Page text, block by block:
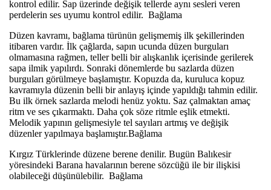
kontrol edilir. Sap üzerinde değişik tellerde aynı sesleri veren
perdelerin ses uyumu kontrol edilir. Bağlama
Düzen kavramı, bağlama türünün gelişmemiş ilk şekillerinden
itibaren vardır. İlk çağlarda, sapın ucunda düzen burguları
olmamasına rağmen, teller belli bir alışkanlık içerisinde gerilerek
sapa ilmik yapılırdı. Sonraki dönemlerde bu sazlarda düzen
burguları görülmeye başlamıştır. Kopuzda da, kuruluca kopuz
kavramıyla düzenin belli bir anlayış içinde yapıldığı tahmin edilir.
Bu ilk örnek sazlarda melodi henüz yoktu. Saz çalmaktan amaç
ritm ve ses çıkarmaktı. Daha çok söze ritmle eşlik etmekti.
Melodik yapının gelişmesiyle tel sayıları artmış ve değişik
düzenler yapılmaya başlamıştır.Bağlama
Kırgız Türklerinde düzene berene denilir. Bugün Balıkesir
yöresindeki Barana havalarının berene sözcüğü ile bir ilişkisi
olabileceği düşünülebilir. Bağlama